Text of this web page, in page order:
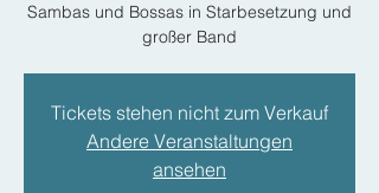
Sambas und Bossas in Starbesetzung und
großer Band
Tickets stehen nicht zum Verkauf
Andere Veranstaltungen
ansehen